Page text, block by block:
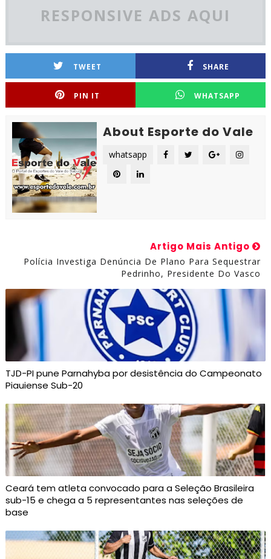
RESPONSIVE ADS AQUI
TWEET SHARE
PIN IT WHATSAPP
About Esporte do Vale
whatsapp
Artigo Mais Antigo
Polícia Investiga Denúncia De Plano Para Sequestrar
Pedrinho, Presidente Do Vasco
TJD-PI pune Parnahyba por desistência do Campeonato
Piauiense Sub-20
Ceará tem atleta convocado para a Seleção Brasileira
sub-15 e chega a 5 representantes nas seleções de
base